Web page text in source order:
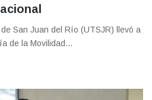
San Juan del Río (UTSJR) llevó a
de la Movilidad…